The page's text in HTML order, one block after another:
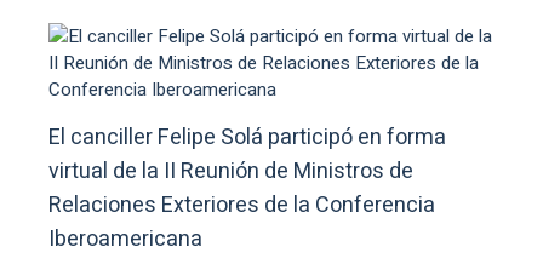
El canciller Felipe Solá participó en forma
virtual de la II Reunión de Ministros de
Relaciones Exteriores de la Conferencia
Iberoamericana